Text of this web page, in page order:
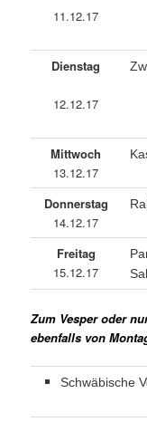
11.12.17
Dienstag
12.12.17
Mittwoch
13.12.17
Donnerstag
14.12.17
Freitag
15.12.17
Zum Vesper oder
ebenfalls von
Schwäbische